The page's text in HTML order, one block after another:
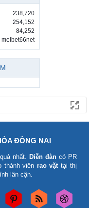
238,720
254,152
84,252
melbet66net
ĐỒNG NAI
nhất. Diễn đàn có PR
thành viên rao vặttại thị
lân cận.